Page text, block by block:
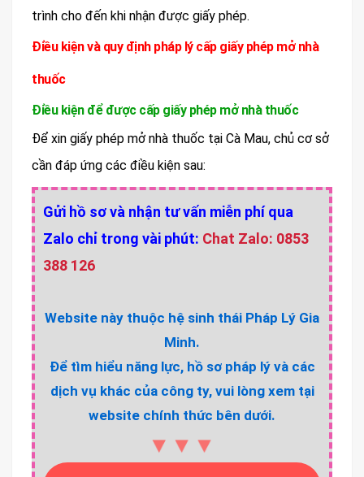
trình cho đến khi nhận được giấy phép.
Điều kiện và quy định pháp lý cấp giấy phép mở nhà
thuốc
Điều kiện để được cấp giấy phép mở nhà thuốc
Để xin giấy phép mở nhà thuốc tại Cà Mau, chủ cơ sở
cần đáp ứng các điều kiện sau:
Gửi hồ sơ và nhận tư vấn miễn phí qua
Zalo chỉ trong vài phút: Chat Zalo: 0853
388 126
Website này thuộc hệ sinh thái Pháp Lý Gia
Minh.
Để tìm hiểu năng lực, hồ sơ pháp lý và các
dịch vụ khác của công ty, vui lòng xem tại
website chính thức bên dưới.
▼▼▼